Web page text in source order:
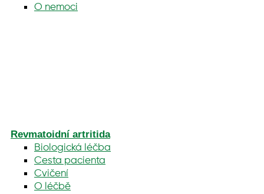
O nemoci
Revmatoidní artritida
Biologická léčba
Cesta pacienta
Cvičení
O léčbě